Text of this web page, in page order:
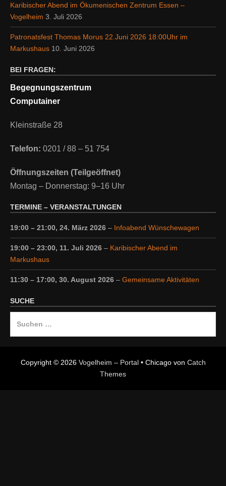
Karibischer Abend im Ökumenischen Zentrum Essen –
Vogelheim 3. Juli 2026
Patronatsfest Thomas Morus 22.Juni 2026 18:00Uhr im
Markushaus 10. Juni 2026
BEI FRAGEN:
Begegnungszentrum
Computainer
Kleinstraße 28
Telefon: 0201 / 88 – 51 754
Öffnungszeiten (Teilgeöffnet)
Montag – Donnerstag: 9–16 Uhr
TERMINE – VERANSTALTUNGEN
19:00 – 21:00, 24. März 2026 – Infoabend Wünschewagen
19:00 – 23:00, 11. Juli 2026 – Karibischer Abend im
Markushaus
11:30 – 17:00, 30. August 2026 – Gemeinsame Aktivitäten
SUCHE
Copyright © 2026 Vogelheim – Portal• Chicago von Catch
Themes